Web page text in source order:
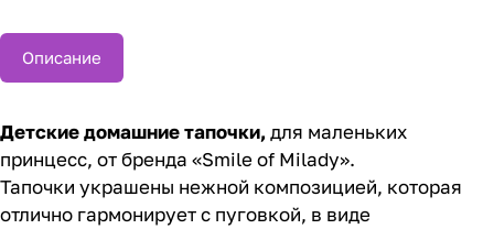
Описание
Детские домашние тапочки,для маленьких
принцесс, от бренда «Smile of Milady».
Тапочки украшены нежной композицией, которая
отлично гармонирует с пуговкой, в виде